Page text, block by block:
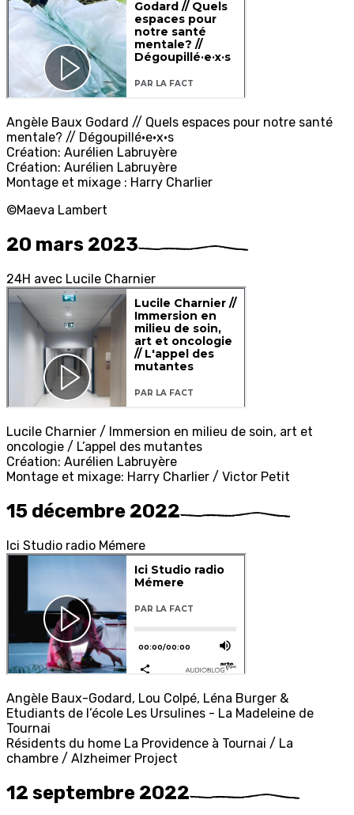
Angèle Baux Godard // Quels espaces pour notre santé
mentale? // Dégoupillé·e·x·s
Création: Aurélien Labruyère
Création: Aurélien Labruyère
Montage et mixage : Harry Charlier
©Maeva Lambert
20 mars 2023
24H avec Lucile Charnier
Lucile Charnier / Immersion en milieu de soin, art et
oncologie / L’appel des mutantes
Création: Aurélien Labruyère
Montage et mixage: Harry Charlier / Victor Petit
15 décembre 2022
Ici Studio radio Mémere
Angèle Baux-Godard, Lou Colpé, Léna Burger &
Etudiants de l’école Les Ursulines - La Madeleine de
Tournai
Résidents du home La Providence à Tournai / La
chambre / Alzheimer Project
12 septembre 2022